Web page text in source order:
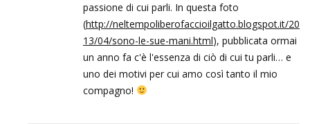
passione di cui parli. In questa foto
(http://neltempoliberofaccioilgatto.blogspot.it/20
13/04/sono-le-sue-mani.html), pubblicata ormai
un anno fa c'è l'essenza di ciò di cui tu parli… e
uno dei motivi per cui amo così tanto il mio
compagno!